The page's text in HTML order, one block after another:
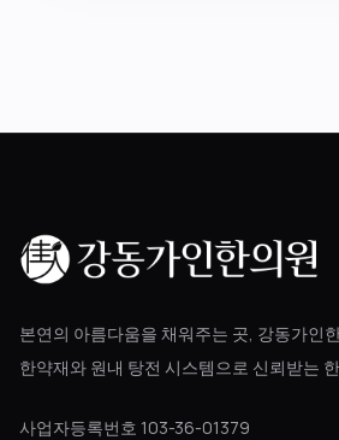
본연의 아름다움을 채워주는 곳, 강동가인
한약재와 원내 탕전 시스템으로 신뢰받는
사업자등록번호 103-36-01379